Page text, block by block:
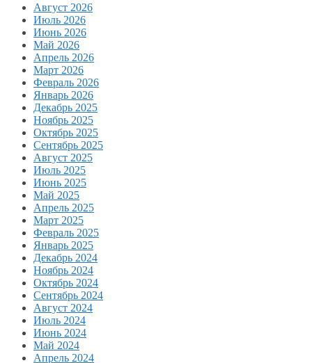
Август 2026
Июль 2026
Июнь 2026
Май 2026
Апрель 2026
Март 2026
Февраль 2026
Январь 2026
Декабрь 2025
Ноябрь 2025
Октябрь 2025
Сентябрь 2025
Август 2025
Июль 2025
Июнь 2025
Май 2025
Апрель 2025
Март 2025
Февраль 2025
Январь 2025
Декабрь 2024
Ноябрь 2024
Октябрь 2024
Сентябрь 2024
Август 2024
Июль 2024
Июнь 2024
Май 2024
Апрель 2024